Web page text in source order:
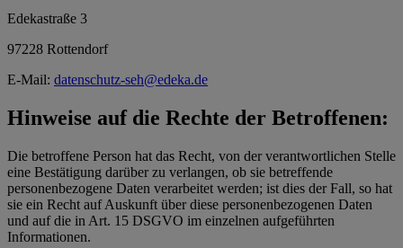
Edekastraße 3
97228 Rottendorf
E-Mail: datenschutz-seh@edeka.de
Hinweise auf die Rechte der Betroffenen:
Die betroffene Person hat das Recht, von der verantwortlichen Stelle
eine Bestätigung darüber zu verlangen, ob sie betreffende
personenbezogene Daten verarbeitet werden; ist dies der Fall, so hat
sie ein Recht auf Auskunft über diese personenbezogenen Daten
und auf die in Art. 15 DSGVO im einzelnen aufgeführten
Informationen.